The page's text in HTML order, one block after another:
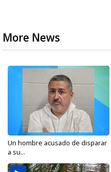
More News
Un hombre acusado de disparar
a su...